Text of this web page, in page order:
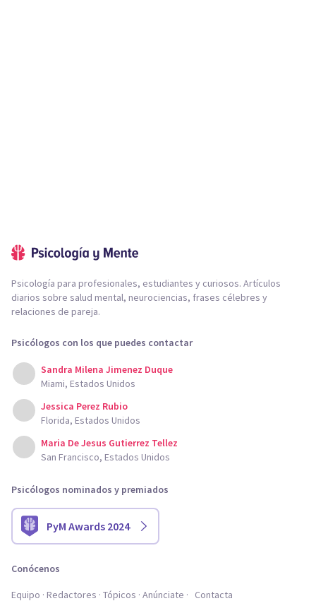
Psicología para profesionales, estudiantes y curiosos. Artículos
diarios sobre salud mental, neurociencias, frases célebres y
relaciones de pareja.
Psicólogos con los que puedes contactar
Sandra Milena Jimenez Duque
Miami, Estados Unidos
Jessica Perez Rubio
Florida, Estados Unidos
Maria De Jesus Gutierrez Tellez
San Francisco, Estados Unidos
Psicólogos nominados y premiados
PyM Awards 2024
Conócenos
Equipo Redactores Tópicos Anúnciate Contacta